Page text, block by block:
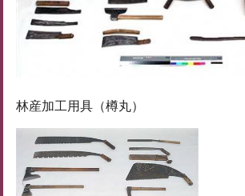
林産加工用具（樽丸）